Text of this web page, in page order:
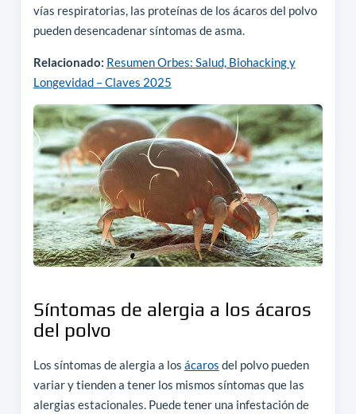
vías respiratorias, las proteínas de los ácaros del polvo
pueden desencadenar síntomas de asma.
Relacionado: Resumen Orbes: Salud, Biohacking y
Longevidad – Claves 2025
Síntomas de alergia a los ácaros
del polvo
Los síntomas de alergia a los ácaros del polvo pueden
variar y tienden a tener los mismos síntomas que las
alergias estacionales. Puede tener una infestación de